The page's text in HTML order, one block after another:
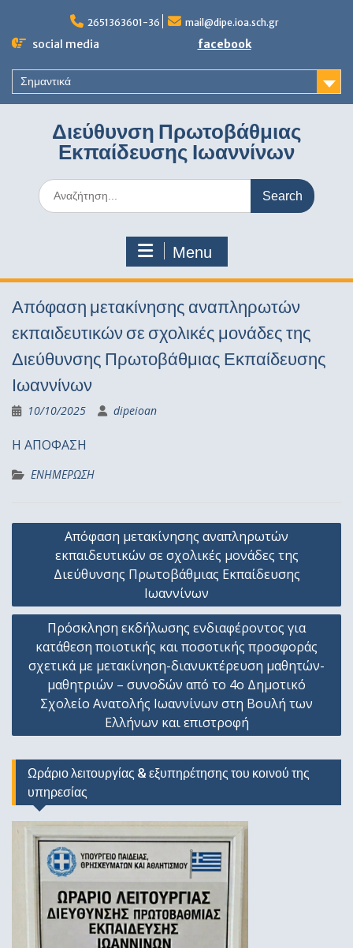
content
2651363601-36 mail@dipe.ioa.sch.gr
social media facebook
Σημαντικά
Διεύθυνση Πρωτοβάθμιας
Εκπαίδευσης Ιωαννίνων
Search
for:
Menu
Απόφαση μετακίνησης αναπληρωτών
εκπαιδευτικών σε σχολικές μονάδες της
Διεύθυνσης Πρωτοβάθμιας Εκπαίδευσης
Ιωαννίνων
10/10/2025 dipeioan
Η ΑΠΟΦΑΣΗ
ΕΝΗΜΕΡΩΣΗ
Πλοήγηση
άρθρων
Απόφαση μετακίνησης αναπληρωτών
εκπαιδευτικών σε σχολικές μονάδες της
Διεύθυνσης Πρωτοβάθμιας Εκπαίδευσης
Ιωαννίνων
Πρόσκληση εκδήλωσης ενδιαφέροντος για
κατάθεση ποιοτικής και ποσοτικής προσφοράς
σχετικά με μετακίνηση-διανυκτέρευση μαθητών-
μαθητριών – συνοδών από το 4ο Δημοτικό
Σχολείο Ανατολής Ιωαννίνων στη Βουλή των
Ελλήνων και επιστροφή
Ωράριο λειτουργίας & εξυπηρέτησης του κοινού της
υπηρεσίας